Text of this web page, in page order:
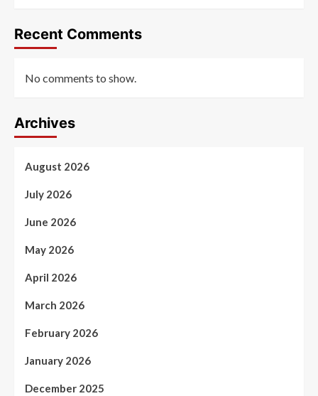
Recent Comments
No comments to show.
Archives
August 2026
July 2026
June 2026
May 2026
April 2026
March 2026
February 2026
January 2026
December 2025